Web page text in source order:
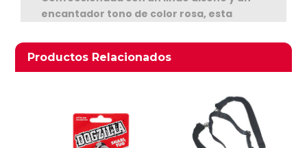
Seguir Comprando
encantador tono de color rosa, esta
cómoda y duradera. El material 100%
algodón se siente suave al tacto, es fácil
cachorros se sientan cómodos en todo
momento. Con la palabra "Princess"
bordada en blanco y una pequeña corona
en azul, esta camisa es imprescindible
Productos Relacionados
Productos relacionados